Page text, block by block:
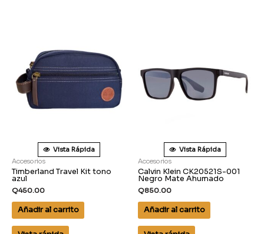
Vista Rápida
Accesorios
Timberland Travel Kit tono
azul
Q450.00
Añadir al carrito
Vista Rápida
Accesorios
Calvin Klein CK20521S-001
Negro Mate Ahumado
Q850.00
Añadir al carrito